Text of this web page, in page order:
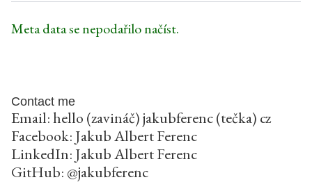
Meta data se nepodařilo načíst.
Contact me
Email: hello (zavináč) jakubferenc (tečka) cz
Facebook: Jakub Albert Ferenc
LinkedIn: Jakub Albert Ferenc
GitHub: @jakubferenc